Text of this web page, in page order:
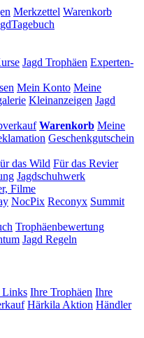
Merkzettel Warenkorb
Jagd Trophäen Experten-
Mein Konto Meine
Kleinanzeigen Jagd
Warenkorb Meine
Geschenkgutschein
das Wild Für das Revier
Jagdschuhwerk
Filme
NocPix Reconyx Summit
Trophäenbewertung
Jagd Regeln
Links Ihre Trophäen Ihre
Härkila Aktion Händler